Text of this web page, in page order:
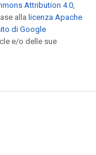
Attribution 4.0,
alla licenza Apache
di Google
e/o delle sue